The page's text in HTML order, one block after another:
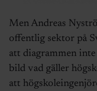
Men Andreas
offentlig sektor på
att diagrammen
bild vad gäller
att